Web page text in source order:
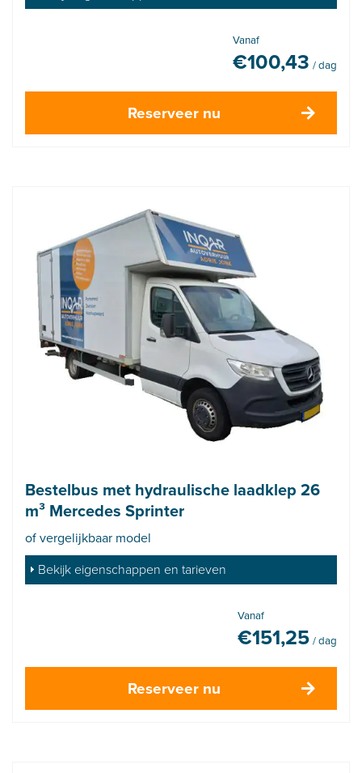
Vanaf
€100,43 / dag
Reserveer nu
Bestelbus met hydraulische laadklep 26
m³ Mercedes Sprinter
of vergelijkbaar model
Bekijk eigenschappen en tarieven
Vanaf
€151,25 / dag
Reserveer nu